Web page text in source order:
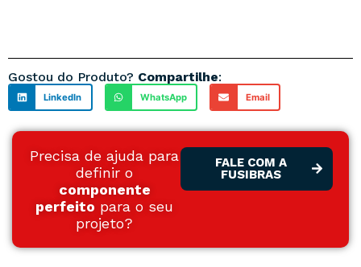
Gostou do Produto? Compartilhe:
LinkedIn WhatsApp Email
Precisa de ajuda para
definir o
componente
perfeito para o seu
projeto?
FALE COM A
FUSIBRAS